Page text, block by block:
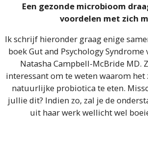
Een gezonde microbioom
voordelen met zich
Ik schrijf hieronder graag enige
boek Gut and Psychology Syndrome
Natasha Campbell-McBride MD.
interessant om te weten waarom het
natuurlijke probiotica te eten.
jullie dit? Indien zo, zal je de
uit haar werk wellicht wel